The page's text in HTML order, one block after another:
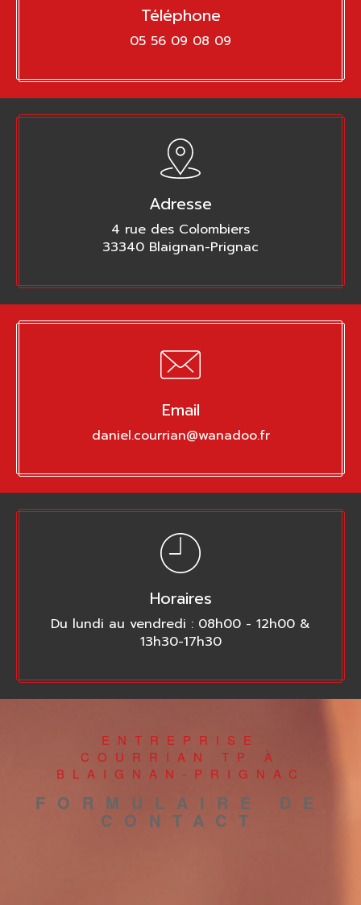
Téléphone
05 56 09 08 09
Adresse
4 rue des Colombiers
33340 Blaignan-Prignac
Email
daniel.courrian@wanadoo.fr
Horaires
Du lundi au vendredi : 08h00 - 12h00 &
13h30-17h30
ENTREPRISE
COURRIAN TP À
BLAIGNAN-PRIGNAC
FORMULAIRE DE
CONTACT